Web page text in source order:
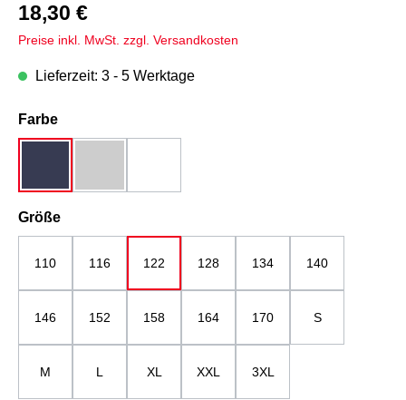
18,30 €
Preise inkl. MwSt. zzgl. Versandkosten
Lieferzeit: 3 - 5 Werktage
Farbeauswählen
Größeauswählen
110 116 122 128 134 140
146 152 158 164 170 S
M L XL XXL 3XL